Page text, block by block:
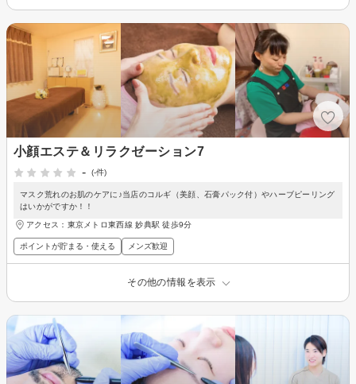
小顔エステ＆リラクゼーション7
-
(-件)
マスク荒れのお肌のケアに♪当店のコルギ（美顔、石膏パック付）やハーブピーリング
はいかがですか！！
アクセス：東京メトロ東西線 妙典駅 徒歩9分
ポイントが貯まる・使える メンズ歓迎
その他の情報を表示